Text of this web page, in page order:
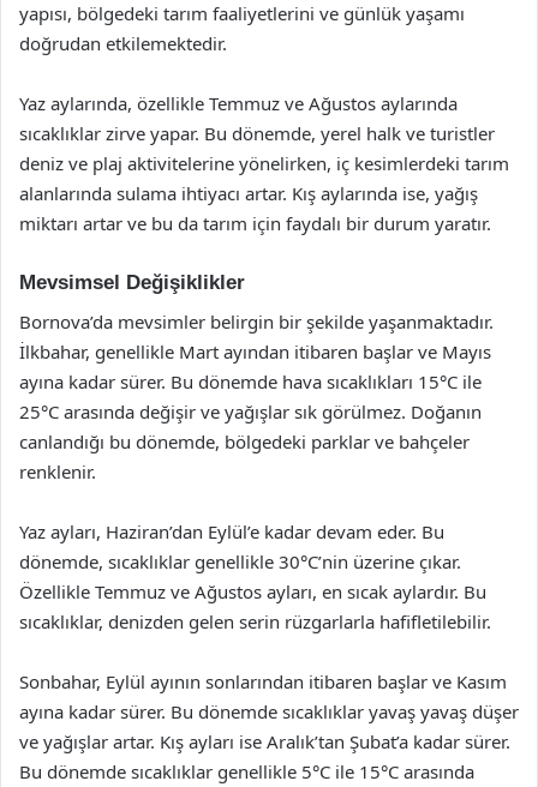
yapısı, bölgedeki tarım faaliyetlerini ve günlük yaşamı
doğrudan etkilemektedir.
Yaz aylarında, özellikle Temmuz ve Ağustos aylarında
sıcaklıklar zirve yapar. Bu dönemde, yerel halk ve turistler
deniz ve plaj aktivitelerine yönelirken, iç kesimlerdeki tarım
alanlarında sulama ihtiyacı artar. Kış aylarında ise, yağış
miktarı artar ve bu da tarım için faydalı bir durum yaratır.
Mevsimsel Değişiklikler
Bornova’da mevsimler belirgin bir şekilde yaşanmaktadır.
İlkbahar, genellikle Mart ayından itibaren başlar ve Mayıs
ayına kadar sürer. Bu dönemde hava sıcaklıkları 15°C ile
25°C arasında değişir ve yağışlar sık görülmez. Doğanın
canlandığı bu dönemde, bölgedeki parklar ve bahçeler
renklenir.
Yaz ayları, Haziran’dan Eylül’e kadar devam eder. Bu
dönemde, sıcaklıklar genellikle 30°C’nin üzerine çıkar.
Özellikle Temmuz ve Ağustos ayları, en sıcak aylardır. Bu
sıcaklıklar, denizden gelen serin rüzgarlarla hafifletilebilir.
Sonbahar, Eylül ayının sonlarından itibaren başlar ve Kasım
ayına kadar sürer. Bu dönemde sıcaklıklar yavaş yavaş düşer
ve yağışlar artar. Kış ayları ise Aralık’tan Şubat’a kadar sürer.
Bu dönemde sıcaklıklar genellikle 5°C ile 15°C arasında